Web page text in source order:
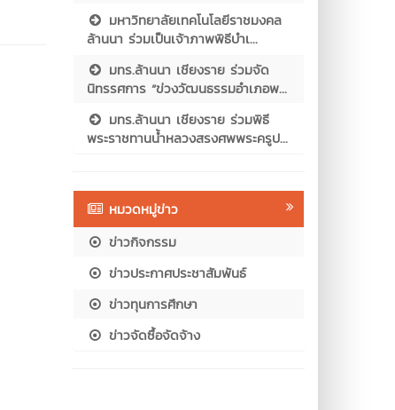
มหาวิทยาลัยเทคโนโลยีราชมงคล
ล้านนา ร่วมเป็นเจ้าภาพพิธีบำเ...
มทร.ล้านนา เชียงราย ร่วมจัด
นิทรรศการ “ข่วงวัฒนธรรมอำเภอพ...
มทร.ล้านนา เชียงราย ร่วมพิธี
พระราชทานน้ำหลวงสรงศพพระครูป...
หมวดหมู่ข่าว
ข่าวกิจกรรม
ข่าวประกาศประชาสัมพันธ์
ข่าวทุนการศึกษา
ข่าวจัดซื้อจัดจ้าง